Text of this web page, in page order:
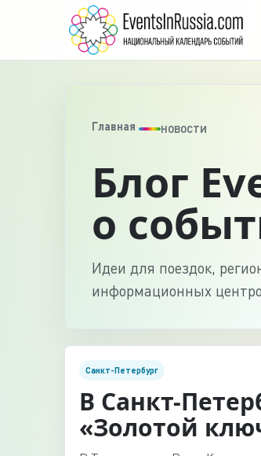
Главная НОВОСТИ
Блог
о
Идеи для поездок,
информационных
Санкт-Петербург
В Санкт-
«Золотой